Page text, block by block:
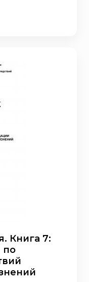
Книга 7:
по